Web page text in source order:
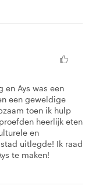
en Ays was een
een geweldige
toen ik hulp
heerlijk eten
en
uitlegde! Ik raad
te maken!